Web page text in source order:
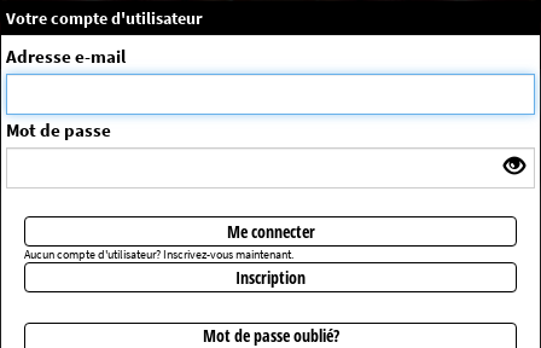
Message système
La séance choisie n'a pas été trouvée
Votre compte d'utilisateur
Adresse e-mail
Mot de passe
Me connecter
Aucun compte d'utilisateur? Inscrivez-vous maintenant.
Inscription
Mot de passe oublié?